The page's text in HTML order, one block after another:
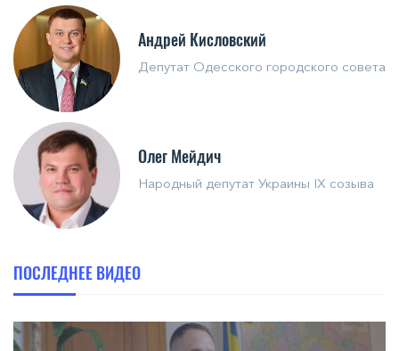
Андрей Кисловский
Депутат Одесского городского совета
Олег Мейдич
Народный депутат Украины IX созыва
ПОСЛЕДНЕЕ ВИДЕО